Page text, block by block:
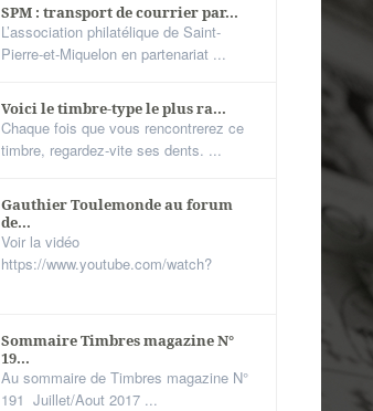
SPM : transport de courrier par...
L’association philatélique de Saint-
Pierre-et-Miquelon en partenariat ...
Voici le timbre-type le plus ra...
Chaque fois que vous rencontrerez ce
timbre, regardez-vite ses dents. ...
Gauthier Toulemonde au forum
de...
Voir la vidéo
https://www.youtube.com/watch?
Sommaire Timbres magazine N°
19...
Au sommaire de Timbres magazine N°
191 Juillet/Aout 2017 ...